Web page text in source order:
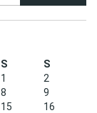
S
S
1
2
8
9
15
16